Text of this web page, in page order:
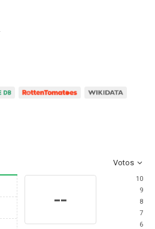
Votos
--
10
9
8
7
6